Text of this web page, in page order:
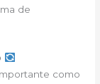
de
como